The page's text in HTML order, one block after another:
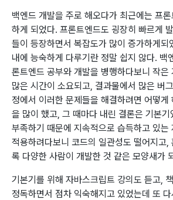
백엔드 개발을 주로 해오다가 최근에는 프
하게 되었다. 프론트엔드도 굉장히 빠르게
들이 등장하면서 복잡도가 많이 증가하게되
내에 능숙하게 다루기란 정말 쉽지 않다. 백
론트엔드 공부와 개발을 병행하다보니 작은
많은 시간이 소요되고, 결과물에서 많은 버
정에서 이러한 문제들을 해결하려면 어떻게
을 많이 했고, 그 때마다 내린 결론은 기본
부족하기 때문에 지속적으로 습득하고 있는
적용하려다보니 코드의 일관성도 떨어지고,
록 다양한 사람이 개발한 것 같은 모양새가
기본기를 위해 자바스크립트 강의도 듣고,
정독하면서 점차 익숙해지고 있었는데 또